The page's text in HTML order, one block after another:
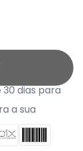
dias para
a sua